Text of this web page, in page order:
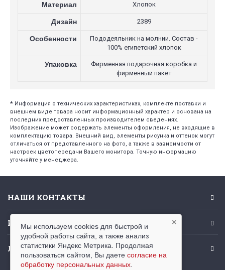
Материал Хлопок
Дизайн 2389
Особенности
Пододеяльник на молнии. Состав -
100% египетский хлопок
Упаковка
Фирменная подарочная коробка и
фирменный пакет
* Информация о технических характеристиках, комплекте поставки и
внешнем виде товара носит информационный характер и основана на
последних предоставленных производителем сведениях.
Изображение может содержать элементы оформления, не входящие в
комплектацию товара. Внешний вид, элементы рисунка и оттенок могут
отличаться от представленного на фото, а также в зависимости от
настроек цветопередачи Вашего монитора. Точную информацию
уточняйте у менеджера.
НАШИ КОНТАКТЫ
ИНФОРМАЦИЯ
ЛИЧНЫЙ КАБИНЕТ
×
Мы используем cookies для быстрой и
удобной работы сайта, а также анализ
статистики Яндекс Метрика. Продолжая
пользоваться сайтом, Вы даете согласие на
обработку персональных данных